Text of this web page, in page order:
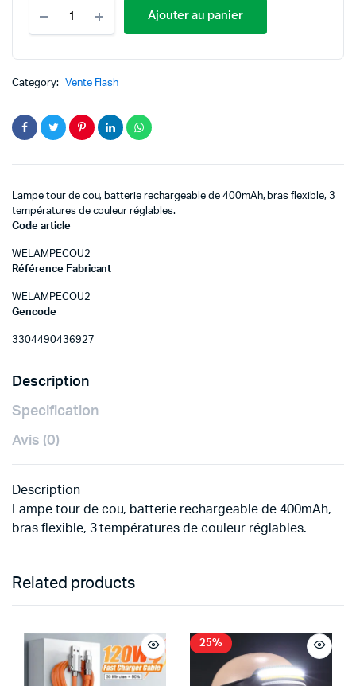
Ajouter au panier
Category: Vente Flash
Lampe tour de cou, batterie rechargeable de 400mAh, bras flexible, 3
températures de couleur réglables.
Code article
WELAMPECOU2
Référence Fabricant
WELAMPECOU2
Gencode
3304490436927
Description
Specification
Avis (0)
Description
Lampe tour de cou, batterie rechargeable de 400mAh,
bras flexible, 3 températures de couleur réglables.
Related products
25%